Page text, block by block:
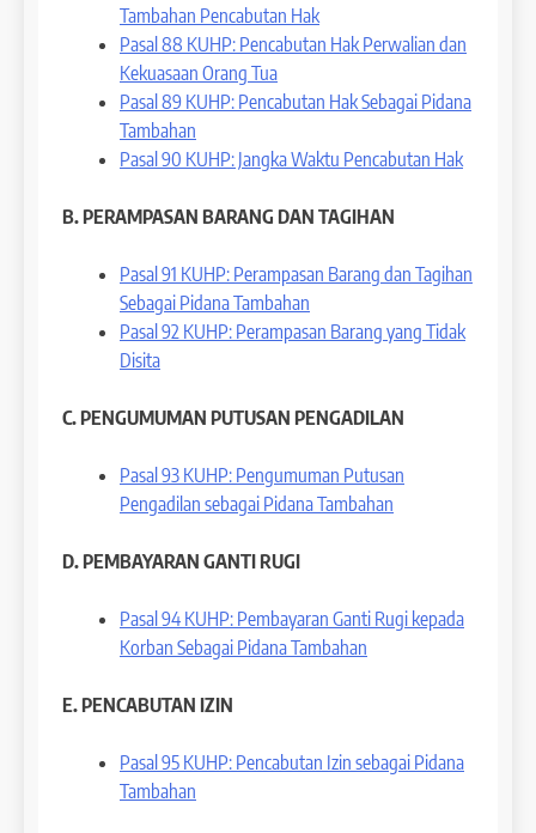
Tambahan Pencabutan Hak
Pasal 88 KUHP: Pencabutan Hak Perwalian dan
Kekuasaan Orang Tua
Pasal 89 KUHP: Pencabutan Hak Sebagai Pidana
Tambahan
Pasal 90 KUHP: Jangka Waktu Pencabutan Hak
B. PERAMPASAN BARANG DAN TAGIHAN
Pasal 91 KUHP: Perampasan Barang dan Tagihan
Sebagai Pidana Tambahan
Pasal 92 KUHP: Perampasan Barang yang Tidak
Disita
C. PENGUMUMAN PUTUSAN PENGADILAN
Pasal 93 KUHP: Pengumuman Putusan
Pengadilan sebagai Pidana Tambahan
D. PEMBAYARAN GANTI RUGI
Pasal 94 KUHP: Pembayaran Ganti Rugi kepada
Korban Sebagai Pidana Tambahan
E. PENCABUTAN IZIN
Pasal 95 KUHP: Pencabutan Izin sebagai Pidana
Tambahan